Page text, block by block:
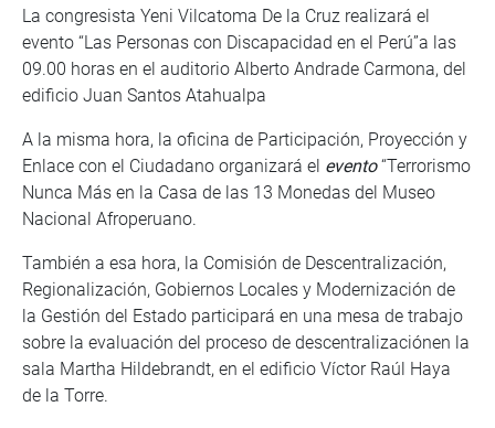
La congresista Yeni Vilcatoma De la Cruz realizará el
evento “Las Personas con Discapacidad en el Perú”a las
09.00 horas en el auditorio Alberto Andrade Carmona, del
edificio Juan Santos Atahualpa
A la misma hora, la oficina de Participación, Proyección y
Enlace con el Ciudadano organizará el evento“Terrorismo
Nunca Más en la Casa de las 13 Monedas del Museo
Nacional Afroperuano.
También a esa hora, la Comisión de Descentralización,
Regionalización, Gobiernos Locales y Modernización de
la Gestión del Estado participará en una mesa de trabajo
sobre la evaluación del proceso de descentralizaciónen la
sala Martha Hildebrandt, en el edificio Víctor Raúl Haya
de la Torre.